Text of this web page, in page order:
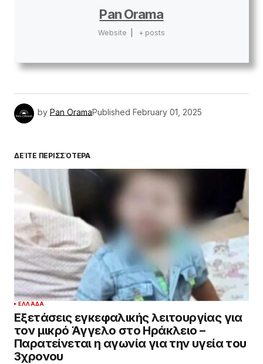
Pan Orama
Website + posts
by Pan OramaPublished February 01, 2025
ΔΕΊΤΕ ΠΕΡΙΣΣΌΤΕΡΑ
ΕΛΛΆΔΑ
Εξετάσεις εγκεφαλικής λειτουργίας για
τον μικρό Άγγελο στο Ηράκλειο –
Παρατείνεται η αγωνία για την υγεία του
3χρονου